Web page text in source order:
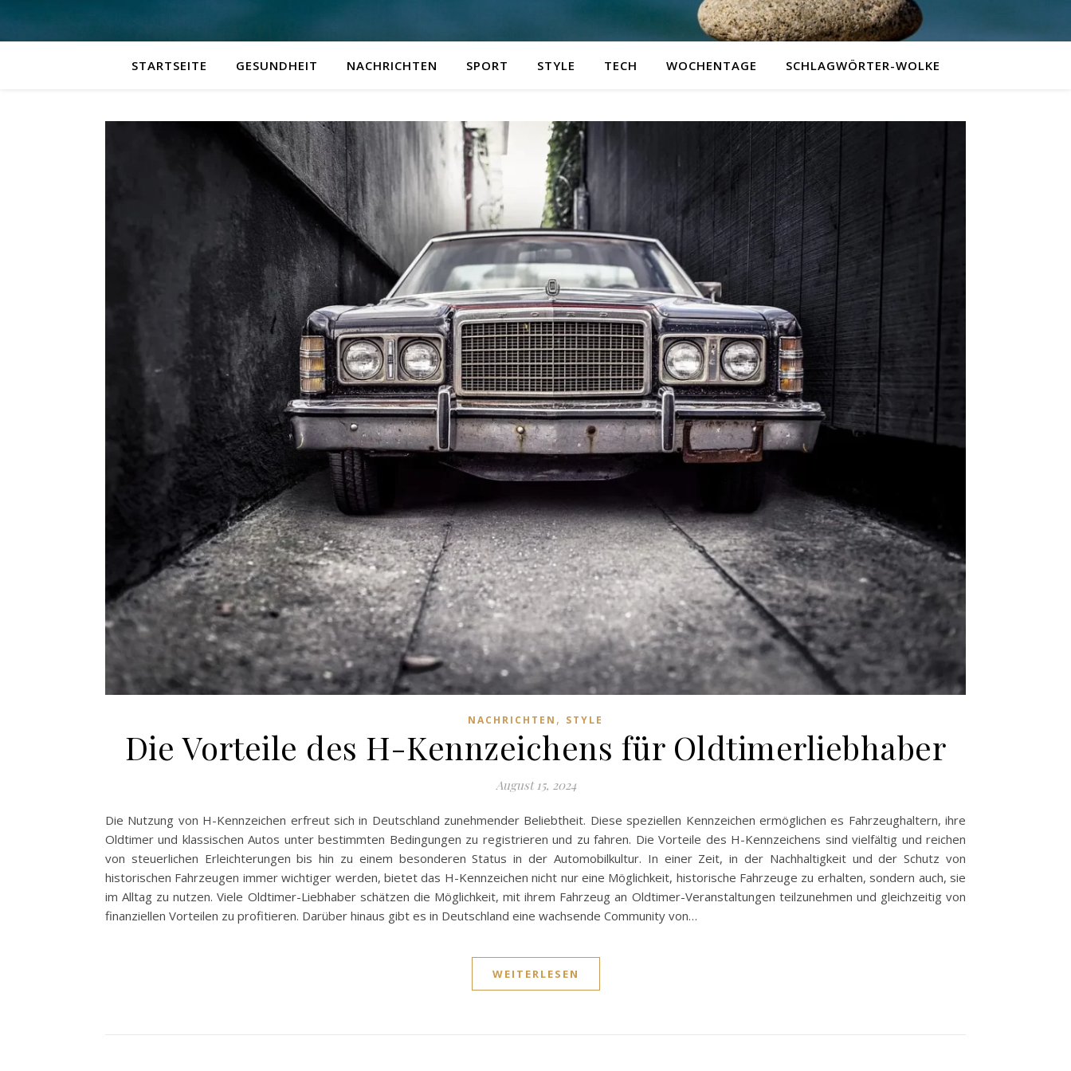
STARTSEITE GESUNDHEIT NACHRICHTEN SPORT STYLE TECH WOCHENTAGE SCHLAGWÖRTER-WOLKE
NACHRICHTEN , STYLE
Die Vorteile des H-Kennzeichens für Oldtimerliebhaber
August 15, 2024
Die Nutzung von H-Kennzeichen erfreut sich in Deutschland zunehmender Beliebtheit. Diese speziellen Kennzeichen ermöglichen es Fahrzeughaltern, ihre
Oldtimer und klassischen Autos unter bestimmten Bedingungen zu registrieren und zu fahren. Die Vorteile des H-Kennzeichens sind vielfältig und reichen
von steuerlichen Erleichterungen bis hin zu einem besonderen Status in der Automobilkultur. In einer Zeit, in der Nachhaltigkeit und der Schutz von
historischen Fahrzeugen immer wichtiger werden, bietet das H-Kennzeichen nicht nur eine Möglichkeit, historische Fahrzeuge zu erhalten, sondern auch, sie
im Alltag zu nutzen. Viele Oldtimer-Liebhaber schätzen die Möglichkeit, mit ihrem Fahrzeug an Oldtimer-Veranstaltungen teilzunehmen und gleichzeitig von
finanziellen Vorteilen zu profitieren. Darüber hinaus gibt es in Deutschland eine wachsende Community von…
WEITERLESEN